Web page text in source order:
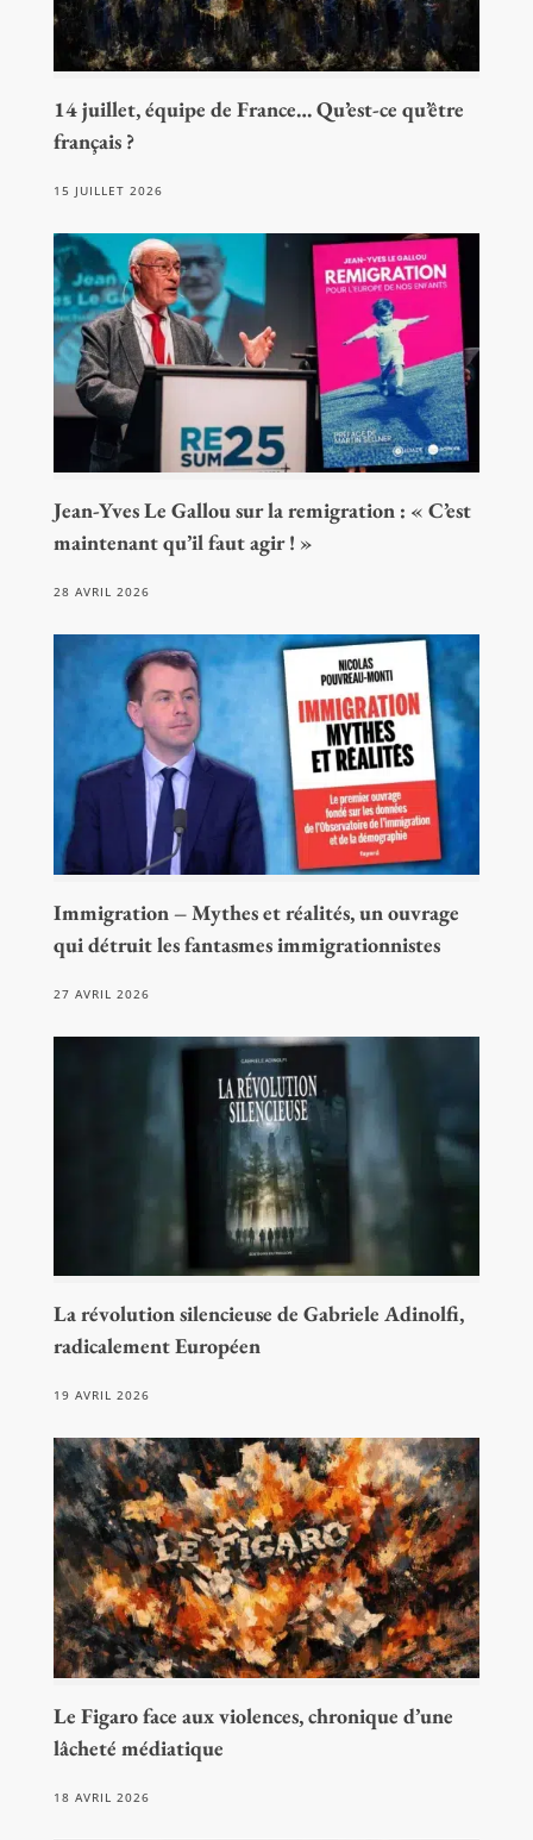
14 juillet, équipe de France… Qu’est-ce qu’être
français ?
15 JUILLET 2026
Jean-Yves Le Gallou sur la remigration : « C’est
maintenant qu’il faut agir ! »
28 AVRIL 2026
Immigration – Mythes et réalités, un ouvrage
qui détruit les fantasmes immigrationnistes
27 AVRIL 2026
La révolution silencieuse de Gabriele Adinolfi,
radicalement Européen
19 AVRIL 2026
Le Figaro face aux violences, chronique d’une
lâcheté médiatique
18 AVRIL 2026